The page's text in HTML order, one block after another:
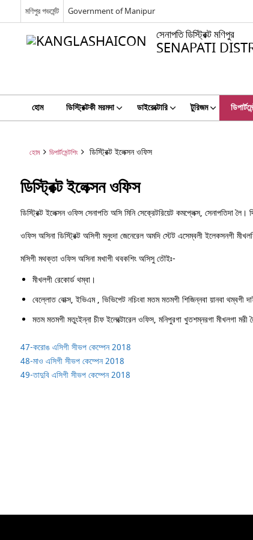
মণিপুর গভর্মেন্ট Government of Manipur
সেনাপতি ডিস্ট্রিক্ট মণিপুর
SENAPATI
হোম ডিস্ট্রিক্টকী মরমদা ডাইরেক্টোরি টুরিজম
হোম ডিপার্টমেন্টশিং ডিস্ট্রিক্ট ইলেক্সন ওফিস
ডিস্ট্রিক্ট ইলেক্সন ওফিস
ডিস্ট্রিক্ট ইলেক্সন ওফিস সেনাপতি অসি মিনি সেক্রেটরিয়েট কমপ্লেক্স, সেনাপতিদা
ওফিস অসিনা ডিস্ট্রিক্ট অসিগী মনুংদা জেনেরেল অমদি স্টেট এসেম্বলী ইলেকসনগী
মসিগী মথক্তা ওফিস অসিনা মখাগী থবকশিং অসিসু তৌইঃ-
মীখলগী রেকোর্ড থম্বা।
বেল্লোত বোক্স, ইভিএম , ভিভিপেট নচিংবা মতম মতমগী শিজিন্নবা য়ানবা থম্বগী
মতম মতমগী মতুংইন্না চীফ ইলেক্টোরেল ওফিস, মনিপুরগা খুতশম্নরগা মীখলগা
47-করোঙ এসিগী সীভপ কেম্পেন 2018
48-মাও এসিগী সীভপ কেম্পেন 2018
49-তাদুবি এসিগী সীভপ কেম্পেন 2018